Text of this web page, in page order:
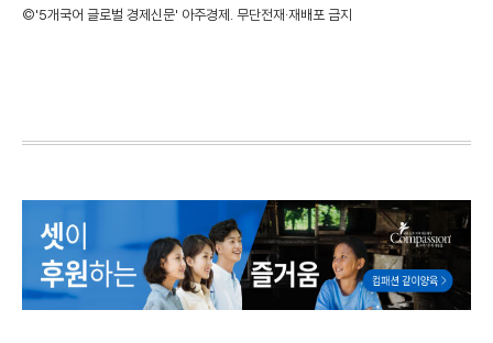
©'5개국어 글로벌 경제신문' 아주경제. 무단전재·재배포 금지